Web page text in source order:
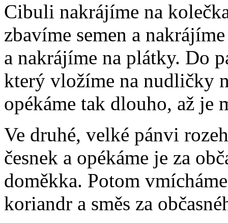
Cibuli nakrájíme na
zbavíme semen a
a nakrájíme na plátky. Do
který vložíme na nudličky
opékáme tak dlouho, až je
Ve druhé, velké pánvi
česnek a opékáme je za
doměkka. Potom
koriandr a směs za